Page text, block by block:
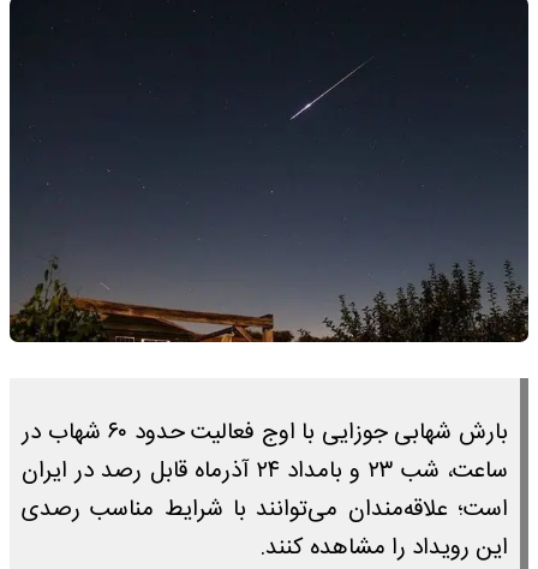
بارش شهابی جوزایی با اوج فعالیت حدود ۶۰ شهاب در
ساعت، شب ۲۳ و بامداد ۲۴ آذرماه قابل رصد در ایران
است؛ علاقه‌مندان می‌توانند با شرایط مناسب رصدی
این رویداد را مشاهده کنند.